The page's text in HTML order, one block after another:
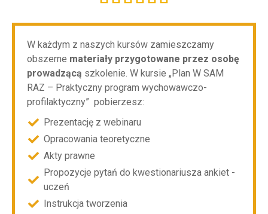
W każdym z naszych kursów zamieszczamy
obszerne materiały przygotowane przez osobę
prowadzącą szkolenie. W kursie „Plan W SAM
RAZ – Praktyczny program wychowawczo-
profilaktyczny” pobierzesz:
Prezentację z webinaru
Opracowania teoretyczne
Akty prawne
Propozycje pytań do kwestionariusza ankiet -
uczeń
Instrukcja tworzenia